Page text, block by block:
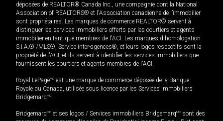
déposées de REALTOR® Canada Inc., une compagnie dont la National
Association of REALTORS® et l'Association canadienne de l’immobilier
sont propriétaires. Les marques de commerce REALTOR® servent à
distinguer les services immobiliers offerts par les courtiers et agents
immobilier en tant que membres de l'ACI. Les marques d'homologation
S.I.A.® /MLS®, Service inter-agences®, et leurs logos respectifs sont la
propriété de l'ACI, et ils servent à identifier les services immobiliers que
fournissent les courtiers et agents membres de l'ACI.
Royal LePageMD est une marque de commerce déposée de la Banque
Royale du Canada, utilisée sous licence par les Services immobiliers
BridgemarqMD.
BridgemarqMD et ses logos / Services immobiliers BridgemarqMD sont des